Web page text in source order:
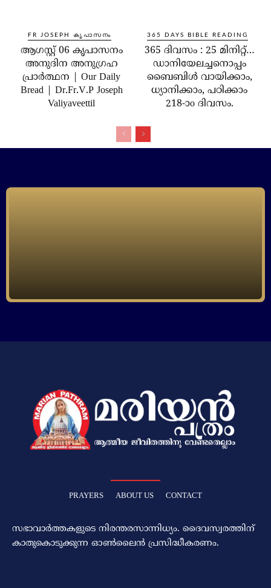
FR JOSEPH കൃപാസനം
ആഗസ്റ്റ് 06 കൃപാസനം
അനുദിന അനുഗ്രഹ
പ്രാർത്ഥന | Our Daily
Bread | Dr.Fr.V.P Joseph
Valiyaveettil
365 DAYS BIBLE READING
365 ദിവസം : 25 മിനിറ്റ്…
ഡാനിയേലച്ചനൊപ്പം
ബൈബിൾ വായിക്കാം,
ധ്യാനിക്കാം, പഠിക്കാം
218-ാo ദിവസം.
PRAYERS ABOUT US CONTACT
സഭാവാര്‍ത്തകളുടെ നിരന്തരസാന്നിധ്യം. ദൈവസ്വരത്തിന്‌
കാതുകൊടുക്കുന്ന ഓണ്‍ലൈന്‍ പ്രസിദ്ധീകരണം.